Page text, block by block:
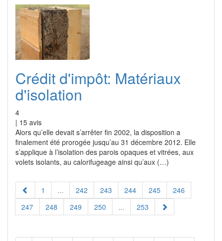
Crédit d'impôt: Matériaux
d'isolation
4
| 15 avis
Alors qu’elle devait s’arrêter fin 2002, la disposition a
finalement été prorogée jusqu’au 31 décembre 2012. Elle
s’applique à l’isolation des parois opaques et vitrées, aux
volets isolants, au calorifugeage ainsi qu’aux (…)
1 ... 242 243 244 245
246
247
248 249 250 ... 253